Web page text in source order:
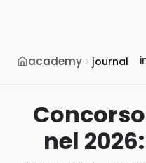
academy journal
Concorso
nel